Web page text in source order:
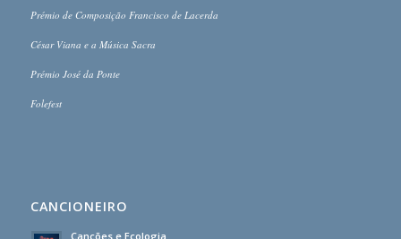
Prémio de Composição Francisco de Lacerda
César Viana e a Música Sacra
Prémio José da Ponte
Folefest
CANCIONEIRO
Canções e Ecologia